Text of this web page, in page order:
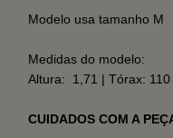
Modelo usa tamanho M
Medidas do modelo:
Altura: 1,71 | Tórax:
CUIDADOS COM A